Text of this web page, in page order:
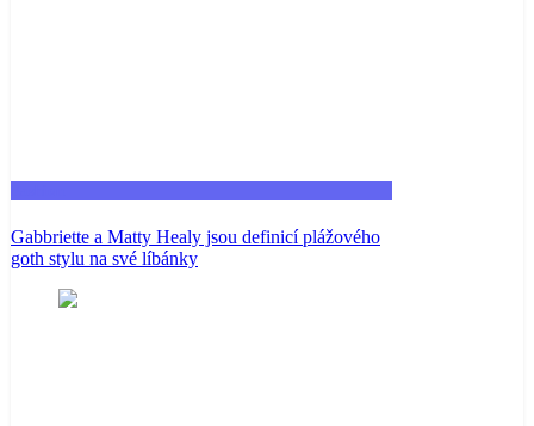
Gabbriette a Matty Healy jsou definicí plážového
goth stylu na své líbánky